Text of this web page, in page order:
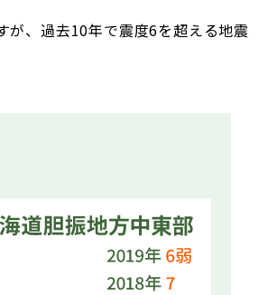
が、過去10年で震度6を超える地震